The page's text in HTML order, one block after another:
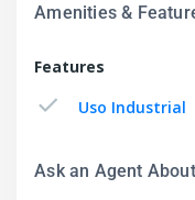
Dos Puente grúa
Amenities &
Features
Uso Industrial
Ask an Agent